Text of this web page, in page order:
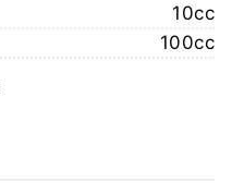
10cc
100cc